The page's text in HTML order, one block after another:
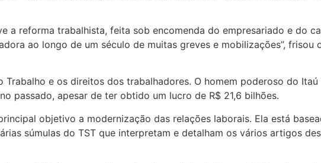
a reforma trabalhista, feita sob encomenda do empresariado e do
ao longo de um século de muitas greves e mobilizações”, frisou
Trabalho e os direitos dos trabalhadores. O homem poderoso do
passado, apesar de ter obtido um lucro de R$ 21,6 bilhões.
objetivo a modernização das relações laborais. Ela está
súmulas do TST que interpretam e detalham os vários artigos